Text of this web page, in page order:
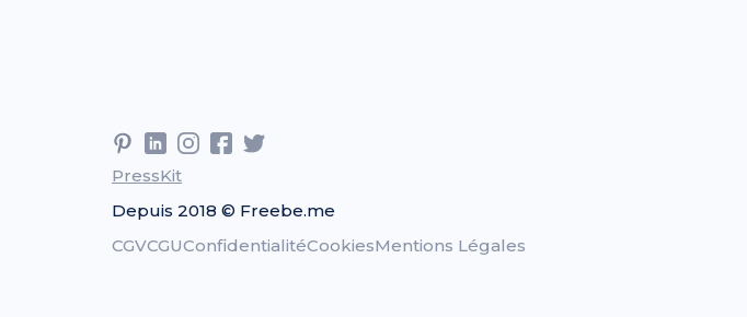
PressKit
Depuis 2018 © Freebe.me
CGVCGUConfidentialitéCookiesMentions Légales